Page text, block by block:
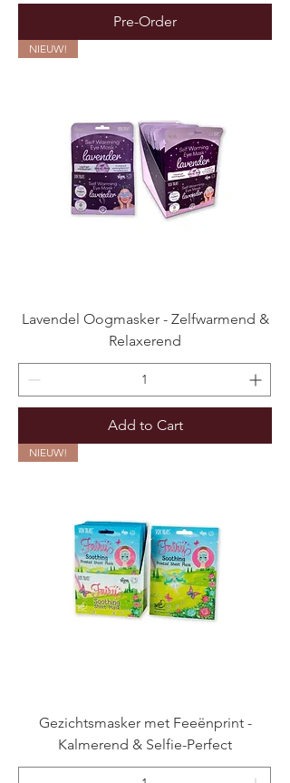
Pre-Order
NIEUW!
Lavendel Oogmasker - Zelfwarmend &
Relaxerend
Add to Cart
NIEUW!
Gezichtsmasker met Feeënprint -
Kalmerend & Selfie-Perfect